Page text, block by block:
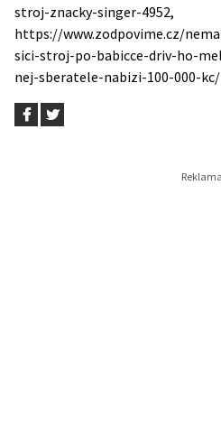
stroj-znacky-singer-4952,
https://www.zodpovime.cz/
sici-stroj-po-babicce-driv-ho-
nej-sberatele-nabizi-100-000-kc/